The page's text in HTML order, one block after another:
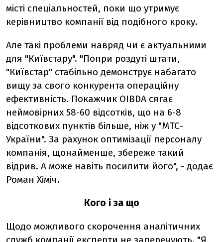
місті спеціальностей, поки що утримує
керівництво компанії від подібного кроку.
Але такі проблеми навряд чи є актуальними
для "Київстару". "Попри роздуті штати,
"Київстар" стабільно демонструє набагато
вищу за свого конкурента операційну
ефективність. Покажчик OIBDA сягає
неймовірних 58-60 відсотків, що на 6-8
відсоткових пунктів більше, ніж у "МТС-
України". За рахунок оптимізації персоналу
компанія, щонайменше, збереже такий
відрив. А може навіть посилити його", - додає
Роман Хіміч.
Кого і за що
Щодо можливого скорочення аналітичних